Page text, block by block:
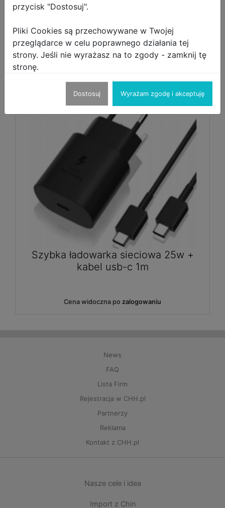
Etui do iPhone 12
W399 CZARNY
sieciowa 25w +
zalogowaniu
Szybki
News
FAQ
Lista Firm
Rejestracja w CHH.pl
Partnerzy
Reklama
Kontakt z CHH.pl
Nasze cele i idea
Import z Chin
przycisk "Dostosuj".
Pliki Cookies są przechowywane w Twojej
przeglądarce w celu poprawnego działania tej
strony. Jeśli nie wyrażasz na to zgody - zamknij tę
stronę.
Dostosuj Wyrażam zgodę i akceptuję